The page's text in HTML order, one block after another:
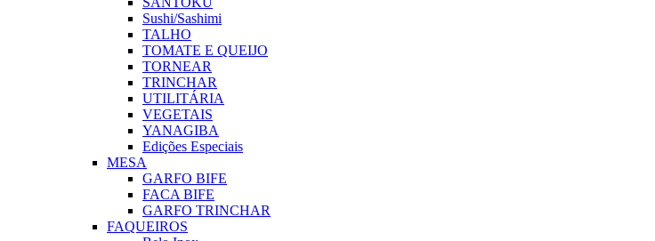
Sushi/Sashimi
TALHO
TOMATE E QUEIJO
TORNEAR
TRINCHAR
UTILITÁRIA
VEGETAIS
YANAGIBA
Edições Especiais
MESA
GARFO BIFE
FACA BIFE
GARFO TRINCHAR
FAQUEIROS